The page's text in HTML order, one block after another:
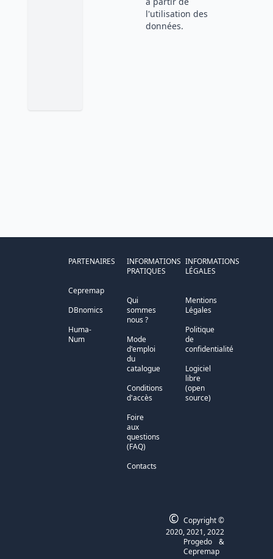
l'utilisation des
données.
PARTENAIRES
Cepremap
DBnomics
Huma-
Num
INFORMATIONS
PRATIQUES
Qui
sommes
nous ?
Mode
d'emploi
du
catalogue
Conditions
d'accès
Foire
aux
questions
(FAQ)
Contacts
INFORMATIONS
LÉGALES
Mentions
Légales
Politique
de
confidentialité
Logiciel
libre
(open
source)
© Copyright ©
2020, 2021, 2022
Progedo
&
Cepremap